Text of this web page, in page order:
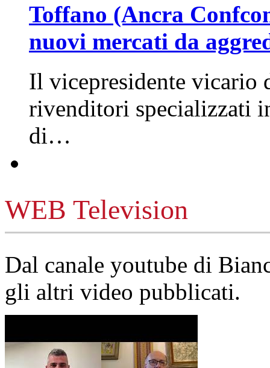
Toffano (Ancra
nuovi mercati da
Il vicepresidente vicario
rivenditori specializzati
di…
WEB Television
Dal canale youtube di
gli altri video pubblicati.